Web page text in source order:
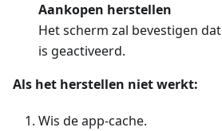
Aankopen herstellen
Het scherm zal bevestigen dat
is geactiveerd.
Als het herstellen niet werkt:
Wis de app-cache.